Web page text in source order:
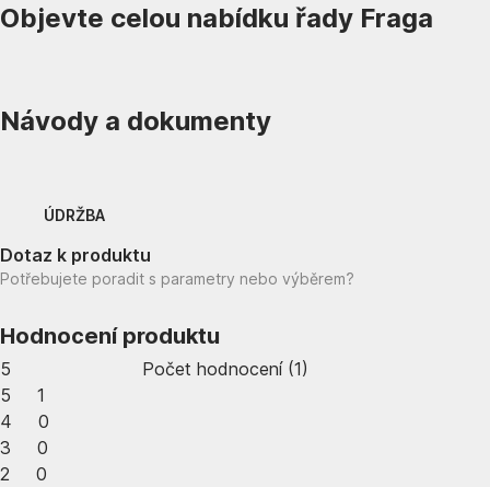
Objevte celou nabídku řady Fraga
Návody a dokumenty
ÚDRŽBA
Dotaz k produktu
Potřebujete poradit s parametry nebo výběrem?
Hodnocení produktu
5 Počet hodnocení(1)
5
1
4
0
3
0
2
0